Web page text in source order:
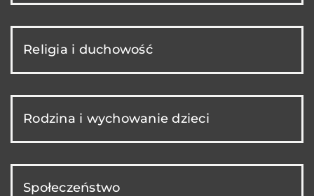
Religia i duchowość
Rodzina i wychowanie dzieci
Społeczeństwo